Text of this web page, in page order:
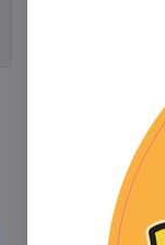
- Odpuzuje
- Omezuje
- Urychluje
- Zvyšuje
- Pozitivně